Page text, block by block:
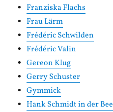
Franziska Flachs
Frau Lärm
Frédéric Schwilden
Frédéric Valin
Gereon Klug
Gerry Schuster
Gymmick
Hank Schmidt in der